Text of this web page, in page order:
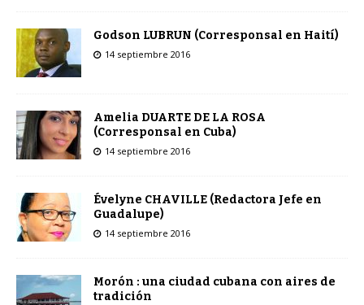
Godson LUBRUN (Corresponsal en Haití)
14 septiembre 2016
Amelia DUARTE DE LA ROSA
(Corresponsal en Cuba)
14 septiembre 2016
Évelyne CHAVILLE (Redactora Jefe en
Guadalupe)
14 septiembre 2016
Morón : una ciudad cubana con aires de
tradición